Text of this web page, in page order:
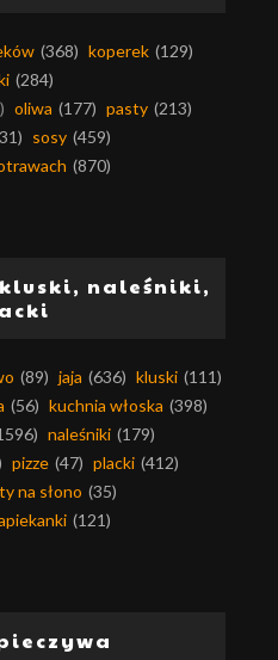
(368) koperek (129)
(284)
oliwa (177) pasty (213)
sosy (459)
(870)
naleśniki,
(89) jaja (636) kluski (111)
(56) kuchnia włoska (398)
naleśniki (179)
pizze (47) placki (412)
na słono (35)
(121)